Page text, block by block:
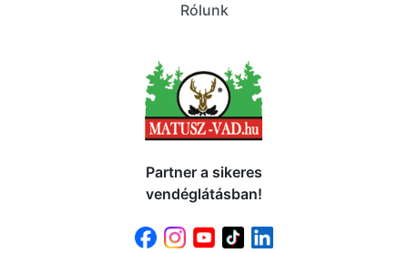
Rólunk
Partner a sikeres
vendéglátásban!